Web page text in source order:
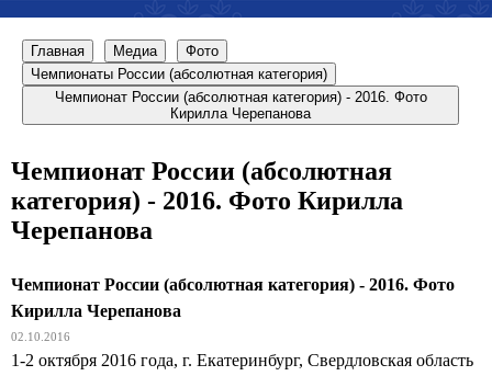
Главная Медиа
Фото
Чемпионаты России (абсолютная категория)
Чемпионат России (абсолютная категория) - 2016. Фото
Кирилла Черепанова
Чемпионат России (абсолютная
категория) - 2016. Фото Кирилла
Черепанова
Чемпионат России (абсолютная категория) - 2016. Фото
Кирилла Черепанова
02.10.2016
1-2 октября 2016 года, г. Екатеринбург, Свердловская область